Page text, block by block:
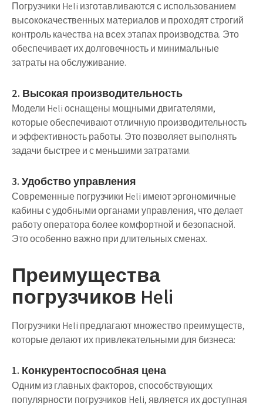
Погрузчики Heli изготавливаются с использованием
высококачественных материалов и проходят строгий
контроль качества на всех этапах производства. Это
обеспечивает их долговечность и минимальные
затраты на обслуживание.
2. Высокая производительность
Модели Heli оснащены мощными двигателями,
которые обеспечивают отличную производительность
и эффективность работы. Это позволяет выполнять
задачи быстрее и с меньшими затратами.
3. Удобство управления
Современные погрузчики Heli имеют эргономичные
кабины с удобными органами управления, что делает
работу оператора более комфортной и безопасной.
Это особенно важно при длительных сменах.
Преимущества
погрузчиков Heli
Погрузчики Heli предлагают множество преимуществ,
которые делают их привлекательными для бизнеса:
1. Конкурентоспособная цена
Одним из главных факторов, способствующих
популярности погрузчиков Heli, является их доступная